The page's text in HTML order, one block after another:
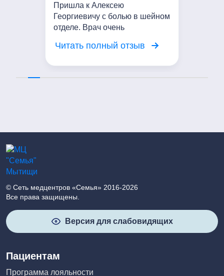
Пришла к Алексею
Георгиевичу с болью в шейном
отделе. Врач очень
жалобы, провел осмотр.
Читать полный отзыв
© Сеть медцентров «Семья» 2016-2026
Все права защищены.
Версия для слабовидящих
Пациентам
Программа лояльности